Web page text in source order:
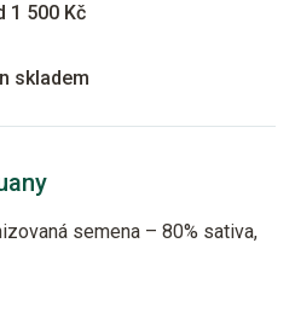
1 500 Kč
skladem
semena – 80% sativa,